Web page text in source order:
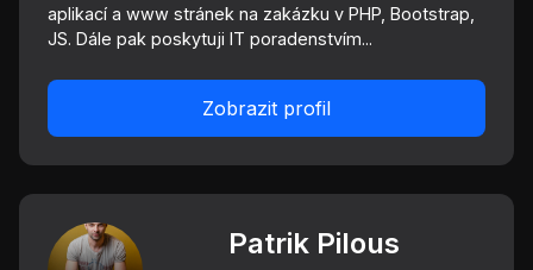
aplikací a www stránek na zakázku v PHP, Bootstrap,
JS. Dále pak poskytuji IT poradenstvím...
Zobrazit profil
Patrik Pilous